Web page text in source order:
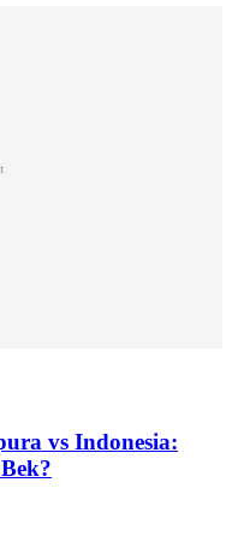
vs Indonesia: